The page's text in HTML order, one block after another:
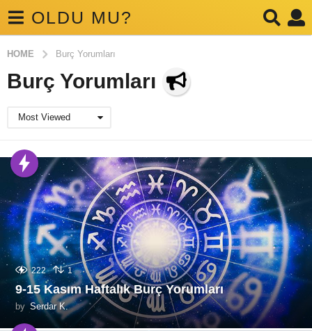
OLDU MU?
HOME Burç Yorumları
Burç Yorumları
Most Viewed
222 1
9-15 Kasım Haftalık Burç Yorumları
by Serdar K.